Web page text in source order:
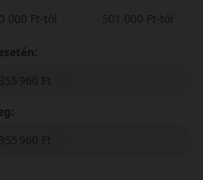
000 Ft-tól
501 000 Ft-tól
355 960 Ft
355 960 Ft